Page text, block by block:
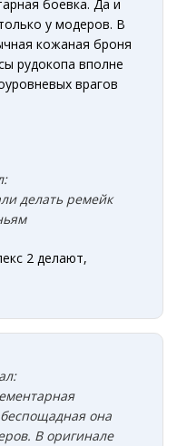
боевка. Да и
у модеров. В
кожаная броня
рудокопа вполне
врагов
делать ремейк
2 делают,
она
В оригинале